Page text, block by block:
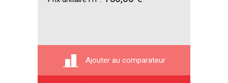
Ajouter au comparateur